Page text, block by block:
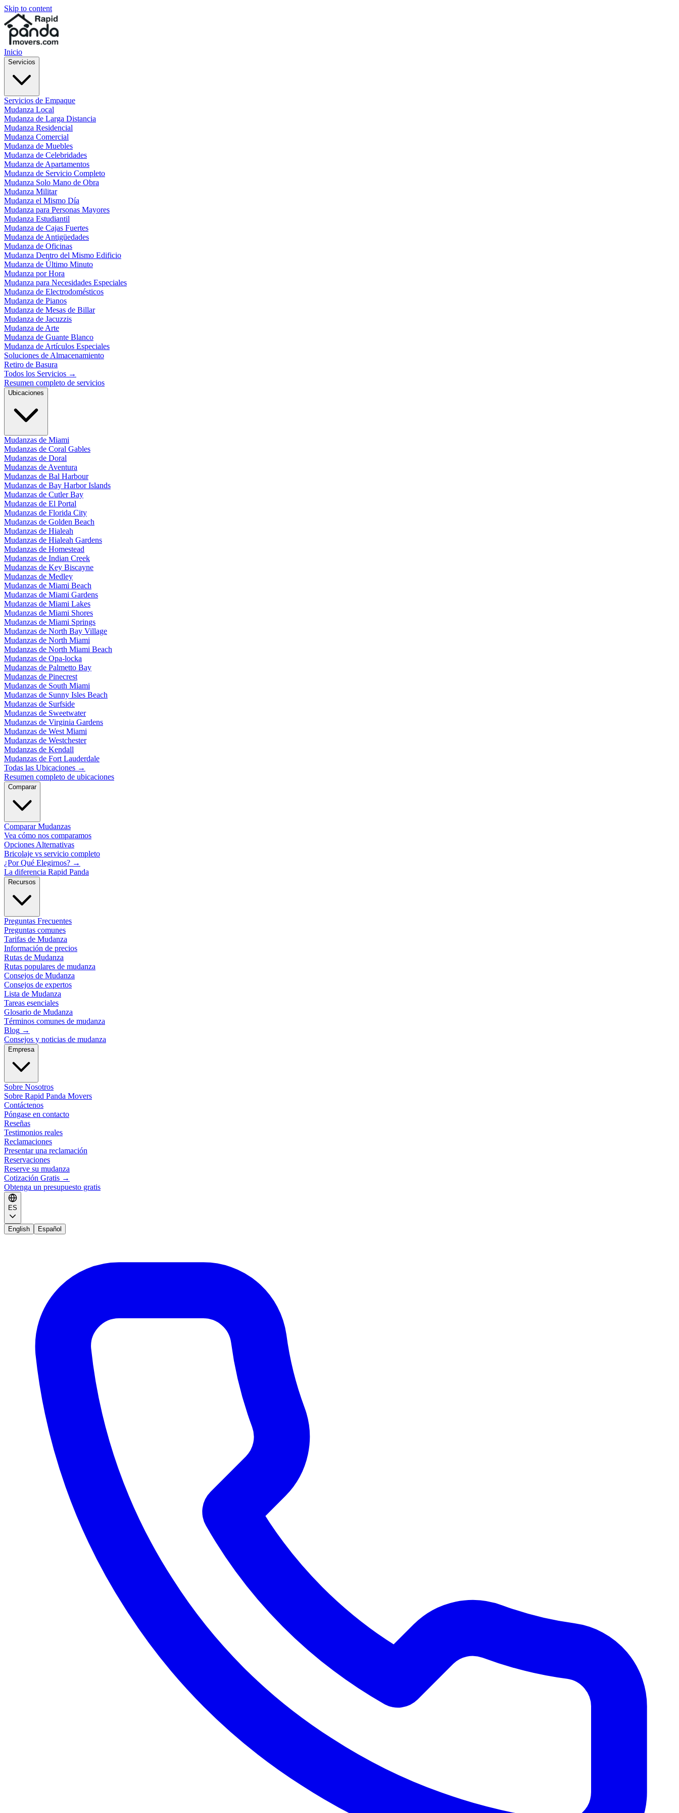
Skip to content
Inicio
Servicios
Servicios de Empaque
Mudanza Local
Mudanza de Larga Distancia
Mudanza Residencial
Mudanza Comercial
Mudanza de Muebles
Mudanza de Celebridades
Mudanza de Apartamentos
Mudanza de Servicio Completo
Mudanza Solo Mano de Obra
Mudanza Militar
Mudanza el Mismo Día
Mudanza para Personas Mayores
Mudanza Estudiantil
Mudanza de Cajas Fuertes
Mudanza de Antigüedades
Mudanza de Oficinas
Mudanza Dentro del Mismo Edificio
Mudanza de Último Minuto
Mudanza por Hora
Mudanza para Necesidades Especiales
Mudanza de Electrodomésticos
Mudanza de Pianos
Mudanza de Mesas de Billar
Mudanza de Jacuzzis
Mudanza de Arte
Mudanza de Guante Blanco
Mudanza de Artículos Especiales
Soluciones de Almacenamiento
Retiro de Basura
Todos los Servicios →
Resumen completo de servicios
Ubicaciones
Mudanzas de Miami
Mudanzas de Coral Gables
Mudanzas de Doral
Mudanzas de Aventura
Mudanzas de Bal Harbour
Mudanzas de Bay Harbor Islands
Mudanzas de Cutler Bay
Mudanzas de El Portal
Mudanzas de Florida City
Mudanzas de Golden Beach
Mudanzas de Hialeah
Mudanzas de Hialeah Gardens
Mudanzas de Homestead
Mudanzas de Indian Creek
Mudanzas de Key Biscayne
Mudanzas de Medley
Mudanzas de Miami Beach
Mudanzas de Miami Gardens
Mudanzas de Miami Lakes
Mudanzas de Miami Shores
Mudanzas de Miami Springs
Mudanzas de North Bay Village
Mudanzas de North Miami
Mudanzas de North Miami Beach
Mudanzas de Opa-locka
Mudanzas de Palmetto Bay
Mudanzas de Pinecrest
Mudanzas de South Miami
Mudanzas de Sunny Isles Beach
Mudanzas de Surfside
Mudanzas de Sweetwater
Mudanzas de Virginia Gardens
Mudanzas de West Miami
Mudanzas de Westchester
Mudanzas de Kendall
Mudanzas de Fort Lauderdale
Todas las Ubicaciones →
Resumen completo de ubicaciones
Comparar
Comparar Mudanzas
Vea cómo nos comparamos
Opciones Alternativas
Bricolaje vs servicio completo
¿Por Qué Elegirnos? →
La diferencia Rapid Panda
Recursos
Preguntas Frecuentes
Preguntas comunes
Tarifas de Mudanza
Información de precios
Rutas de Mudanza
Rutas populares de mudanza
Consejos de Mudanza
Consejos de expertos
Lista de Mudanza
Tareas esenciales
Glosario de Mudanza
Términos comunes de mudanza
Blog →
Consejos y noticias de mudanza
Empresa
Sobre Nosotros
Sobre Rapid Panda Movers
Contáctenos
Póngase en contacto
Reseñas
Testimonios reales
Reclamaciones
Presentar una reclamación
Reservaciones
Reserve su mudanza
Cotización Gratis →
Obtenga un presupuesto gratis
ES
English Español